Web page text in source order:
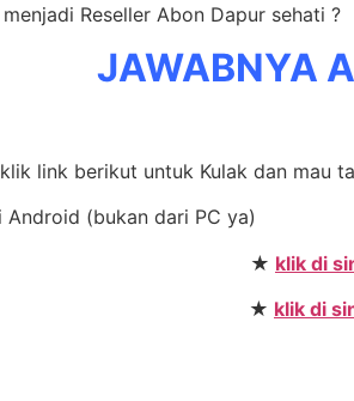
Reseller Abon Dapur sehati ?
JAWABNYA
link berikut untuk Kulak dan mau
Android (bukan dari PC ya)
★ klik di
★ klik di